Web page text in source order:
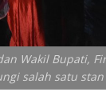
Wakil Bupati,
salah satu stan